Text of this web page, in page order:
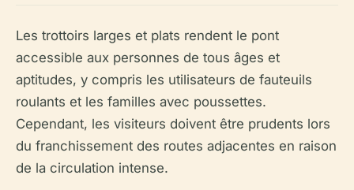
Les trottoirs larges et plats rendent le pont
accessible aux personnes de tous âges et
aptitudes, y compris les utilisateurs de fauteuils
roulants et les familles avec poussettes.
Cependant, les visiteurs doivent être prudents lors
du franchissement des routes adjacentes en raison
de la circulation intense.